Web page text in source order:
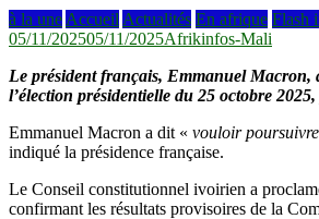
à la une Accueil Actualités En afrique Flash
05/11/202505/11/2025Afrikinfos-Mali
Le président français, Emmanuel Macron,
l’élection présidentielle du 25 octobre
Emmanuel Macron a dit « vouloir
indiqué la présidence française.
Le Conseil constitutionnel ivoirien a
confirmant les résultats provisoires de la